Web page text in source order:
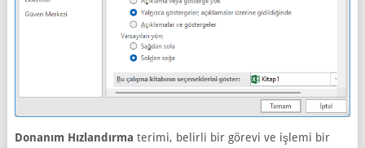
Donanım Hızlandırma terimi, belirli bir görevi ve işlemi bir